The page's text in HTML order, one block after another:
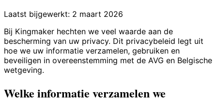
Laatst bijgewerkt: 2 maart 2026
Bij Kingmaker hechten we veel waarde aan de
bescherming van uw privacy. Dit privacybeleid legt uit
hoe we uw informatie verzamelen, gebruiken en
beveiligen in overeenstemming met de AVG en Belgische
wetgeving.
Welke informatie verzamelen we